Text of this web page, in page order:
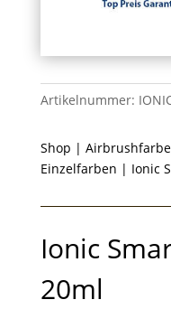
Artikelnummer:
Shop |
Einzelfarben | Ionic
Ionic
20ml